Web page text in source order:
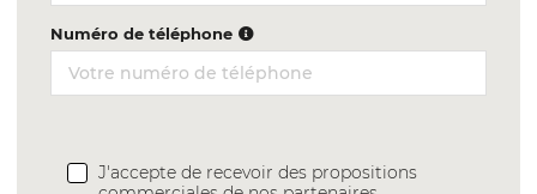
Numéro de téléphone
J'accepte de recevoir des propositions